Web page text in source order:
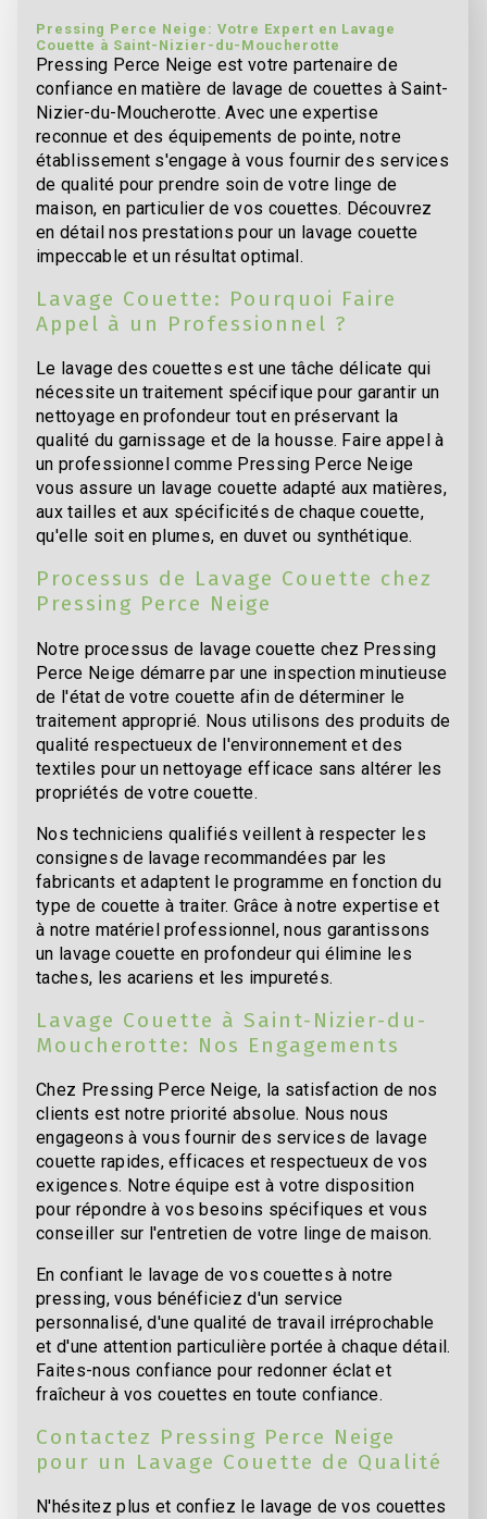
Pressing Perce Neige: Votre Expert en Lavage
Couette à Saint-Nizier-du-Moucherotte
Pressing Perce Neige est votre partenaire de
confiance en matière de lavage de couettes à Saint-
Nizier-du-Moucherotte. Avec une expertise
reconnue et des équipements de pointe, notre
établissement s'engage à vous fournir des services
de qualité pour prendre soin de votre linge de
maison, en particulier de vos couettes. Découvrez
en détail nos prestations pour un lavage couette
impeccable et un résultat optimal.
Lavage Couette: Pourquoi Faire
Appel à un Professionnel ?
Le lavage des couettes est une tâche délicate qui
nécessite un traitement spécifique pour garantir un
nettoyage en profondeur tout en préservant la
qualité du garnissage et de la housse. Faire appel à
un professionnel comme Pressing Perce Neige
vous assure un lavage couette adapté aux matières,
aux tailles et aux spécificités de chaque couette,
qu'elle soit en plumes, en duvet ou synthétique.
Processus de Lavage Couette chez
Pressing Perce Neige
Notre processus de lavage couette chez Pressing
Perce Neige démarre par une inspection minutieuse
de l'état de votre couette afin de déterminer le
traitement approprié. Nous utilisons des produits de
qualité respectueux de l'environnement et des
textiles pour un nettoyage efficace sans altérer les
propriétés de votre couette.
Nos techniciens qualifiés veillent à respecter les
consignes de lavage recommandées par les
fabricants et adaptent le programme en fonction du
type de couette à traiter. Grâce à notre expertise et
à notre matériel professionnel, nous garantissons
un lavage couette en profondeur qui élimine les
taches, les acariens et les impuretés.
Lavage Couette à Saint-Nizier-du-
Moucherotte: Nos Engagements
Chez Pressing Perce Neige, la satisfaction de nos
clients est notre priorité absolue. Nous nous
engageons à vous fournir des services de lavage
couette rapides, efficaces et respectueux de vos
exigences. Notre équipe est à votre disposition
pour répondre à vos besoins spécifiques et vous
conseiller sur l'entretien de votre linge de maison.
En confiant le lavage de vos couettes à notre
pressing, vous bénéficiez d'un service
personnalisé, d'une qualité de travail irréprochable
et d'une attention particulière portée à chaque détail.
Faites-nous confiance pour redonner éclat et
fraîcheur à vos couettes en toute confiance.
Contactez Pressing Perce Neige
pour un Lavage Couette de Qualité
N'hésitez plus et confiez le lavage de vos couettes